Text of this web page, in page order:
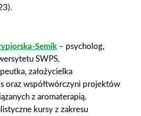
Semik – psycholog,
SWPS,
założycielka
oraz współtwórczyni projektów
z aromaterapią.
kursy z zakresu